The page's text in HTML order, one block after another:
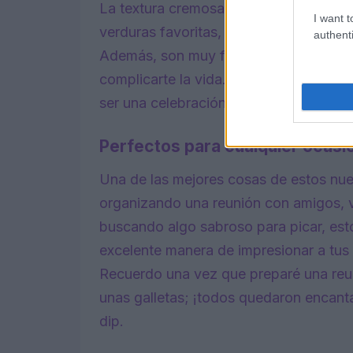
I want
La textura cremosa de estos dips los
verduras favoritas, transformando
Además, son muy fáciles de servir, lo
complicarte la vida. En mis propias
ser una celebración, y estos dips
Perfectos para cualquier
Una de las mejores cosas de estos
organizando una reunión con amigos,
buscando algo sabroso para picar,
excelente manera de impresionar a
Recuerdo una vez que preparé una
unas galletas; ¡todos quedaron
dip.